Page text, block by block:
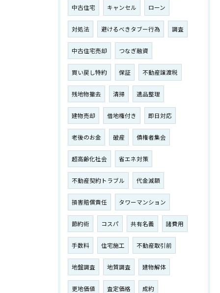
中古住宅 キャンセル ローン
対処法 避けるべきタブー行為 調査
中古住宅売却 つなぎ融資
買い戻し特約 保証 不動産譲渡税
残地物撤去 清掃 遺品整理
建物売却 借地権付き 即日対応
老後のお金 破産 債権者集会
超高齢化社会 省エネ対策
不動産契約トラブル 代金減額
損害賠償責任 タワーマンション
節約術 コスパ 共有名義 諸費用
手数料 住宅施工 不動産取引前
地盤調査 地質調査 建物解体
更地価値 査定価格 成約